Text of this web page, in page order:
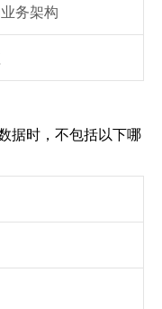
务架构
据时，不包括以下哪